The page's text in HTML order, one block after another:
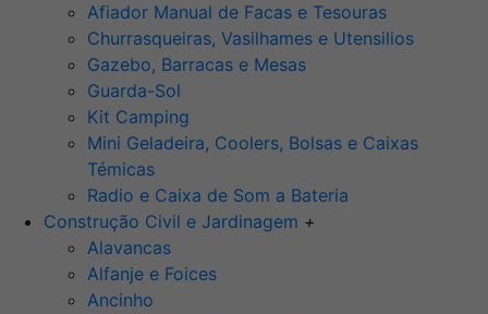
Afiador Manual de Facas e Tesouras
Churrasqueiras, Vasilhames e Utensilios
Gazebo, Barracas e Mesas
Guarda-Sol
Kit Camping
Mini Geladeira, Coolers, Bolsas e Caixas
Témicas
Radio e Caixa de Som a Bateria
Construção Civil e Jardinagem +
Alavancas
Alfanje e Foices
Ancinho